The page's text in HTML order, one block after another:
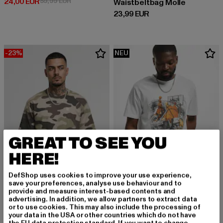
Waistbeltbag Molle
23,99 EUR
Derzeitiger Preis: 23,99 EUR
-23%
DANGEROUS DNGRS
Neurotic
NEU
MISTER TEE
Vintage Ballin
18,99 EUR
Derzeitiger Preis: 18,99 EUR
GREAT TO SEE YOU
HERE!
DefShop uses cookies to improve your use experience,
save your preferences, analyse use behaviour and to
provide and measure interest-based contents and
advertising. In addition, we allow partners to extract data
or to use cookies. This may also include the processing of
your data in the USA or other countries which do not have